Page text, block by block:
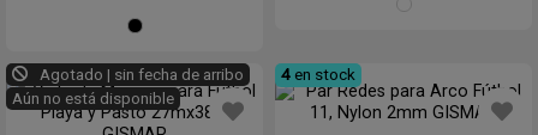
Agotado | sin fecha de arribo
Aún no está disponible
4 en stock